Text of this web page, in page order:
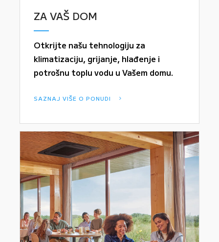
ZA VAŠ DOM
Otkrijte našu tehnologiju za
klimatizaciju, grijanje, hlađenje i
potrošnu toplu vodu u Vašem domu.
SAZNAJ VIŠE O PONUDI